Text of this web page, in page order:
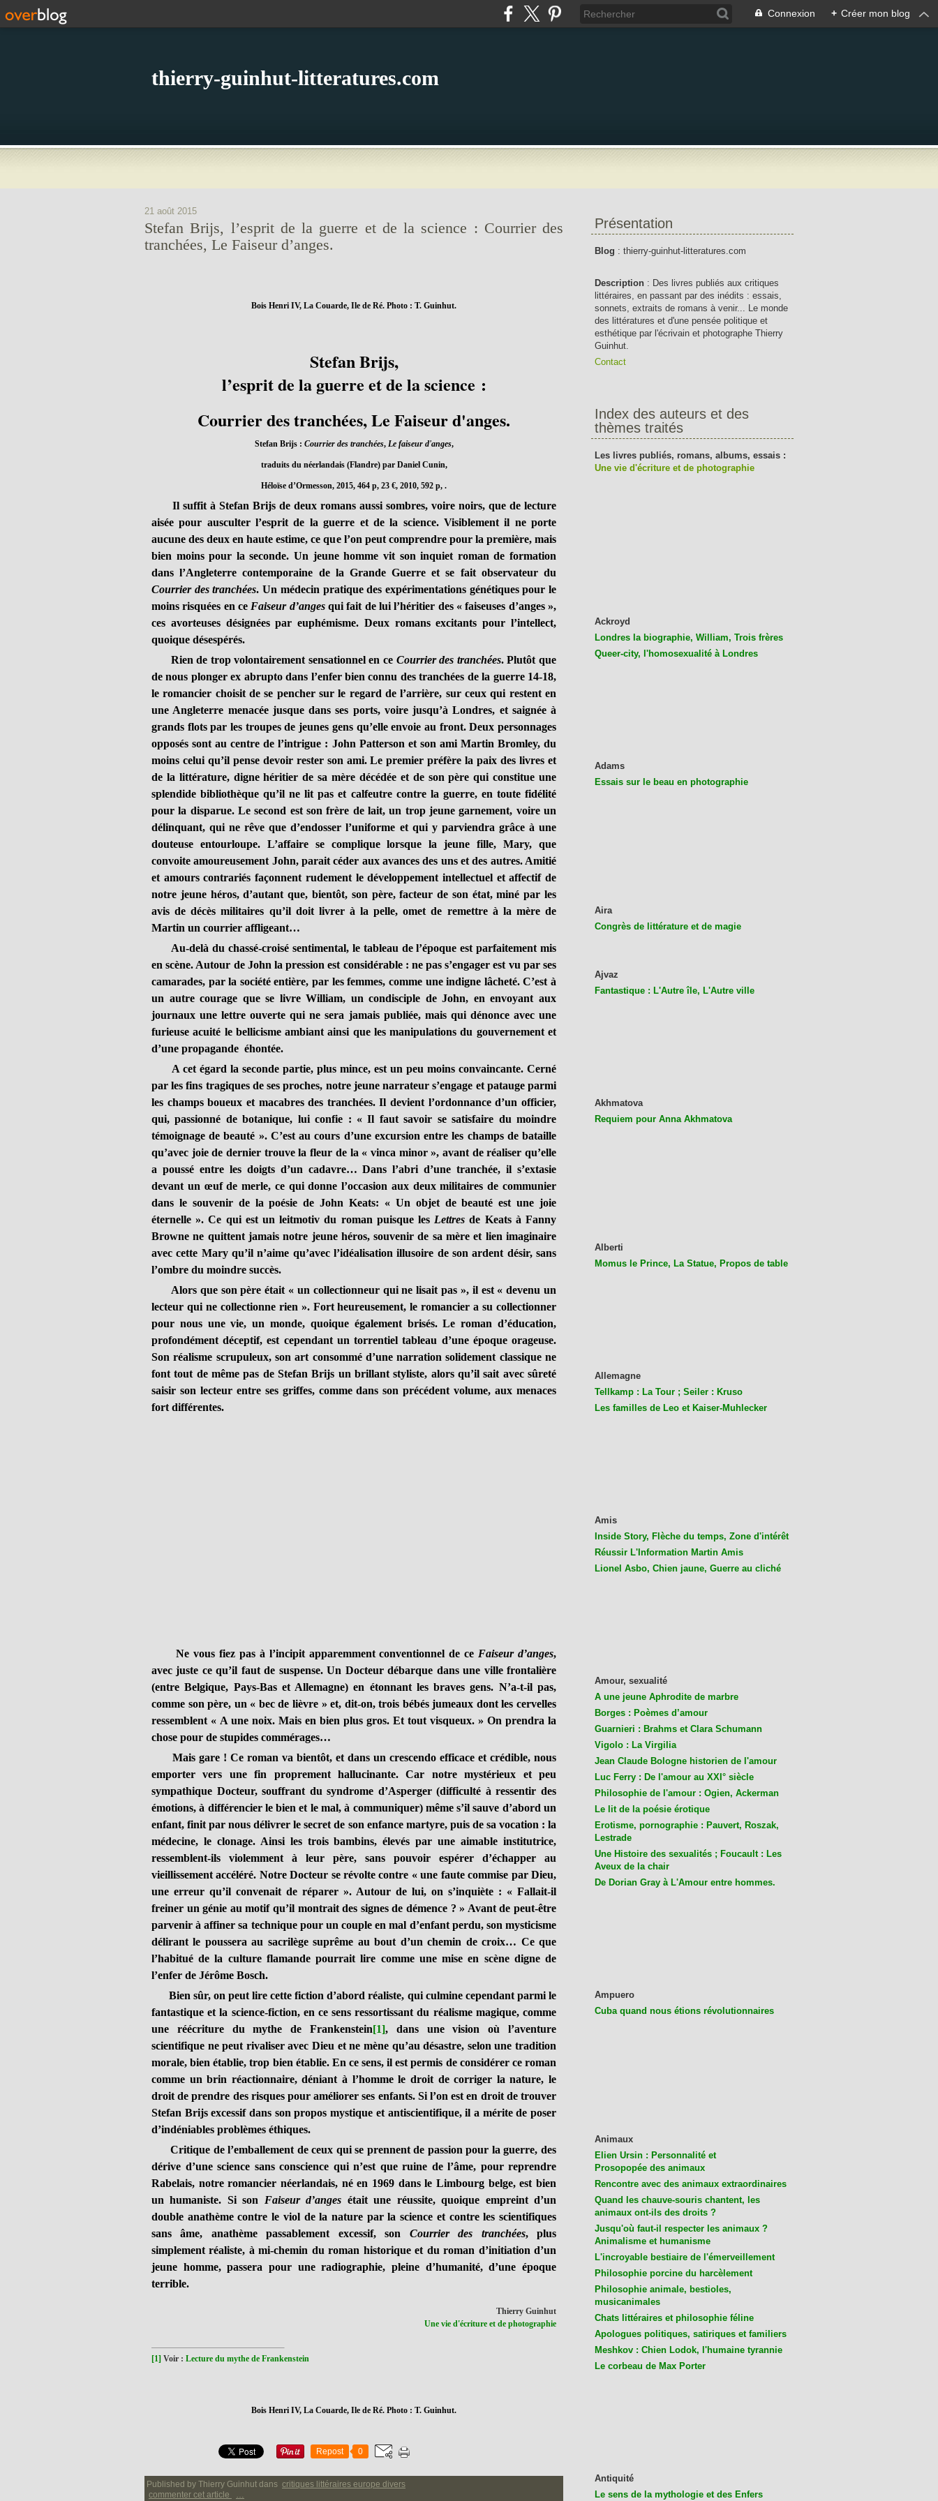
Connexion + Créer mon blog
thierry-guinhut-litteratures.com
21 août 2015
Stefan Brijs, l’esprit de la guerre et de la science : Courrier des
tranchées, Le Faiseur d’anges.
Bois Henri IV, La Couarde, Ile de Ré. Photo : T. Guinhut.
Stefan Brijs,
l’esprit de la guerre et de la science :
Courrier des tranchées, Le Faiseur d'anges.
Stefan Brijs : Courrier des tranchées, Le faiseur d'anges,
traduits du néerlandais (Flandre) par Daniel Cunin,
Héloïse d’Ormesson, 2015, 464 p, 23 €, 2010, 592 p, .
Il suffit à Stefan Brijs de deux romans aussi sombres, voire noirs, que de lecture
aisée pour ausculter l’esprit de la guerre et de la science. Visiblement il ne porte
aucune des deux en haute estime, ce que l’on peut comprendre pour la première, mais
bien moins pour la seconde. Un jeune homme vit son inquiet roman de formation
dans l’Angleterre contemporaine de la Grande Guerre et se fait observateur du
Courrier des tranchées. Un médecin pratique des expérimentations génétiques pour le
moins risquées en ce Faiseur d’angesqui fait de lui l’héritier des « faiseuses d’anges »,
ces avorteuses désignées par euphémisme. Deux romans excitants pour l’intellect,
quoique désespérés.
Rien de trop volontairement sensationnel en ce Courrier des tranchées. Plutôt que
de nous plonger ex abrupto dans l’enfer bien connu des tranchées de la guerre 14-18,
le romancier choisit de se pencher sur le regard de l’arrière, sur ceux qui restent en
une Angleterre menacée jusque dans ses ports, voire jusqu’à Londres, et saignée à
grands flots par les troupes de jeunes gens qu’elle envoie au front. Deux personnages
opposés sont au centre de l’intrigue : John Patterson et son ami Martin Bromley, du
moins celui qu’il pense devoir rester son ami. Le premier préfère la paix des livres et
de la littérature, digne héritier de sa mère décédée et de son père qui constitue une
splendide bibliothèque qu’il ne lit pas et calfeutre contre la guerre, en toute fidélité
pour la disparue. Le second est son frère de lait, un trop jeune garnement, voire un
délinquant, qui ne rêve que d’endosser l’uniforme et qui y parviendra grâce à une
douteuse entourloupe. L’affaire se complique lorsque la jeune fille, Mary, que
convoite amoureusement John, parait céder aux avances des uns et des autres. Amitié
et amours contrariés façonnent rudement le développement intellectuel et affectif de
notre jeune héros, d’autant que, bientôt, son père, facteur de son état, miné par les
avis de décès militaires qu’il doit livrer à la pelle, omet de remettre à la mère de
Martin un courrier affligeant…
Au-delà du chassé-croisé sentimental, le tableau de l’époque est parfaitement mis
en scène. Autour de John la pression est considérable : ne pas s’engager est vu par ses
camarades, par la société entière, par les femmes, comme une indigne lâcheté. C’est à
un autre courage que se livre William, un condisciple de John, en envoyant aux
journaux une lettre ouverte qui ne sera jamais publiée, mais qui dénonce avec une
furieuse acuité le bellicisme ambiant ainsi que les manipulations du gouvernement et
d’une propagande éhontée.
A cet égard la seconde partie, plus mince, est un peu moins convaincante. Cerné
par les fins tragiques de ses proches, notre jeune narrateur s’engage et patauge parmi
les champs boueux et macabres des tranchées. Il devient l’ordonnance d’un officier,
qui, passionné de botanique, lui confie : « Il faut savoir se satisfaire du moindre
témoignage de beauté ». C’est au cours d’une excursion entre les champs de bataille
qu’avec joie de dernier trouve la fleur de la « vinca minor », avant de réaliser qu’elle
a poussé entre les doigts d’un cadavre… Dans l’abri d’une tranchée, il s’extasie
devant un œuf de merle, ce qui donne l’occasion aux deux militaires de communier
dans le souvenir de la poésie de John Keats: « Un objet de beauté est une joie
éternelle ». Ce qui est un leitmotiv du roman puisque les Lettres de Keats à Fanny
Browne ne quittent jamais notre jeune héros, souvenir de sa mère et lien imaginaire
avec cette Mary qu’il n’aime qu’avec l’idéalisation illusoire de son ardent désir, sans
l’ombre du moindre succès.
Alors que son père était « un collectionneur qui ne lisait pas », il est « devenu un
lecteur qui ne collectionne rien ». Fort heureusement, le romancier a su collectionner
pour nous une vie, un monde, quoique également brisés. Le roman d’éducation,
profondément déceptif, est cependant un torrentiel tableau d’une époque orageuse.
Son réalisme scrupuleux, son art consommé d’une narration solidement classique ne
font tout de même pas de Stefan Brijs un brillant styliste, alors qu’il sait avec sûreté
saisir son lecteur entre ses griffes, comme dans son précédent volume, aux menaces
fort différentes.
Ne vous fiez pas à l’incipit apparemment conventionnel de ce Faiseur d’anges,
avec juste ce qu’il faut de suspense. Un Docteur débarque dans une ville frontalière
(entre Belgique, Pays-Bas et Allemagne) en étonnant les braves gens. N’a-t-il pas,
comme son père, un « bec de lièvre » et, dit-on, trois bébés jumeaux dont les cervelles
ressemblent « A une noix. Mais en bien plus gros. Et tout visqueux. » On prendra la
chose pour de stupides commérages…
Mais gare ! Ce roman va bientôt, et dans un crescendo efficace et crédible, nous
emporter vers une fin proprement hallucinante. Car notre mystérieux et peu
sympathique Docteur, souffrant du syndrome d’Asperger (difficulté à ressentir des
émotions, à différencier le bien et le mal, à communiquer) même s’il sauve d’abord un
enfant, finit par nous délivrer le secret de son enfance martyre, puis de sa vocation : la
médecine, le clonage. Ainsi les trois bambins, élevés par une aimable institutrice,
ressemblent-ils violemment à leur père, sans pouvoir espérer d’échapper au
vieillissement accéléré. Notre Docteur se révolte contre « une faute commise par Dieu,
une erreur qu’il convenait de réparer ». Autour de lui, on s’inquiète : « Fallait-il
freiner un génie au motif qu’il montrait des signes de démence ? » Avant de peut-être
parvenir à affiner sa technique pour un couple en mal d’enfant perdu, son mysticisme
délirant le poussera au sacrilège suprême au bout d’un chemin de croix… Ce que
l’habitué de la culture flamande pourrait lire comme une mise en scène digne de
l’enfer de Jérôme Bosch.
Bien sûr, on peut lire cette fiction d’abord réaliste, qui culmine cependant parmi le
fantastique et la science-fiction, en ce sens ressortissant du réalisme magique, comme
une réécriture du mythe de Frankenstein[1], dans une vision où l’aventure
scientifique ne peut rivaliser avec Dieu et ne mène qu’au désastre, selon une tradition
morale, bien établie, trop bien établie. En ce sens, il est permis de considérer ce roman
comme un brin réactionnaire, déniant à l’homme le droit de corriger la nature, le
droit de prendre des risques pour améliorer ses enfants. Si l’on est en droit de trouver
Stefan Brijs excessif dans son propos mystique et antiscientifique, il a mérite de poser
d’indéniables problèmes éthiques.
Critique de l’emballement de ceux qui se prennent de passion pour la guerre, des
dérive d’une science sans conscience qui n’est que ruine de l’âme, pour reprendre
Rabelais, notre romancier néerlandais, né en 1969 dans le Limbourg belge, est bien
un humaniste. Si son Faiseur d’anges était une réussite, quoique empreint d’un
double anathème contre le viol de la nature par la science et contre les scientifiques
sans âme, anathème passablement excessif, son Courrier des tranchées, plus
simplement réaliste, à mi-chemin du roman historique et du roman d’initiation d’un
jeune homme, passera pour une radiographie, pleine d’humanité, d’une époque
terrible.
Thierry Guinhut
Une vie d'écriture et de photographie
[1] Voir : Lecture du mythe de Frankenstein
Bois Henri IV, La Couarde, Ile de Ré. Photo : T. Guinhut.
Repost 0
Published by Thierry Guinhut dans critiques littéraires europe divers
commenter cet article
…
Présentation
Blog : thierry-guinhut-litteratures.com
Description : Des livres publiés aux critiques
littéraires, en passant par des inédits : essais,
sonnets, extraits de romans à venir... Le monde
des littératures et d'une pensée politique et
esthétique par l'écrivain et photographe Thierry
Guinhut.
Contact
Index des auteurs et des
thèmes traités
Les livres publiés, romans, albums, essais :
Une vie d'écriture et de photographie
Ackroyd
Londres la biographie, William, Trois frères
Queer-city, l'homosexualité à Londres
Adams
Essais sur le beau en photographie
Aira
Congrès de littérature et de magie
Ajvaz
Fantastique : L'Autre île, L'Autre ville
Akhmatova
Requiem pour Anna Akhmatova
Alberti
Momus le Prince, La Statue, Propos de table
Allemagne
Tellkamp : La Tour ; Seiler : Kruso
Les familles de Leo et Kaiser-Muhlecker
Amis
Inside Story, Flèche du temps, Zone d'intérêt
Réussir L'Information Martin Amis
Lionel Asbo, Chien jaune, Guerre au cliché
Amour, sexualité
A une jeune Aphrodite de marbre
Borges : Poèmes d’amour
Guarnieri : Brahms et Clara Schumann
Vigolo : La Virgilia
Jean Claude Bologne historien de l'amour
Luc Ferry : De l'amour au XXI° siècle
Philosophie de l'amour : Ogien, Ackerman
Le lit de la poésie érotique
Erotisme, pornographie : Pauvert, Roszak,
Lestrade
Une Histoire des sexualités ; Foucault : Les
Aveux de la chair
De Dorian Gray à L'Amour entre hommes.
Ampuero
Cuba quand nous étions révolutionnaires
Animaux
Elien Ursin : Personnalité et
Prosopopée des animaux
Rencontre avec des animaux extraordinaires
Quand les chauve-souris chantent, les
animaux ont-ils des droits ?
Jusqu'où faut-il respecter les animaux ?
Animalisme et humanisme
L'incroyable bestiaire de l'émerveillement
Philosophie porcine du harcèlement
Philosophie animale, bestioles,
musicanimales
Chats littéraires et philosophie féline
Apologues politiques, satiriques et familiers
Meshkov : Chien Lodok, l'humaine tyrannie
Le corbeau de Max Porter
Antiquité
Le sens de la mythologie et des Enfers